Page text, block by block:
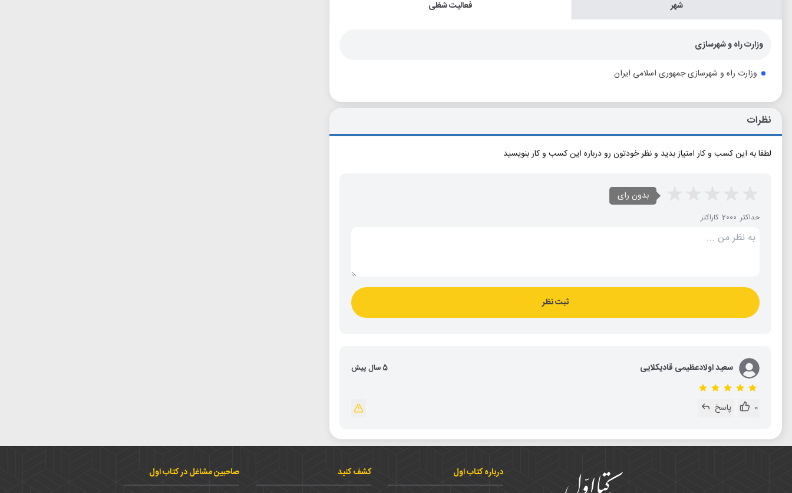
شهر فعالیت شغلی
وزارت راه و شهرسازی
وزارت راه و شهرسازی جمهوری اسلامی ایران
نظرات
لطفا به این کسب و کار امتیاز بدید و نظر خودتون رو درباره این کسب و کار بنویسید
بدون رای
حداکثر 2000 کاراکتر
ثبت نظر
سعید اولادعظیمی قادیکلایی 5 سال پیش
0 پاسخ
درباره کتاب اول کشف کنید صاحبین مشاغل در کتاب اول